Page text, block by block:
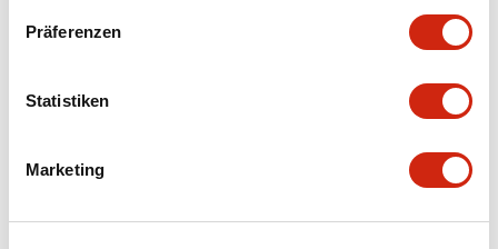
Präferenzen
Statistiken
Marketing
Electrical Specifications (rated illuminated